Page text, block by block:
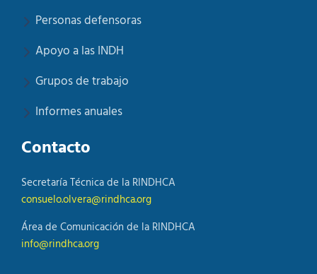
Personas defensoras
Apoyo a las INDH
Grupos de trabajo
Informes anuales
Contacto
Secretaría Técnica de la RINDHCA
consuelo.olvera@rindhca.org
Área de Comunicación de la RINDHCA
info@rindhca.org